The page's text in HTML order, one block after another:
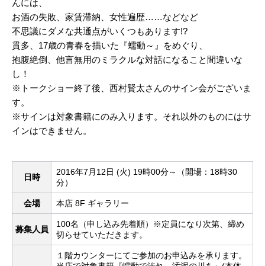
んには、
お酒の失敗、家賃滞納、女性遍歴……などなど
不思議にダメな共通点がいくつもあります!?
貫多、17歳の青春を描いた『蠕動～』をめぐり、
抱腹絶倒、他言無用のミラクルな対話になること間違いな
し！
※トークショー終了後、西村賢太さんのサイン会がございま
す。
※サインは対象書籍にのみ入ります。それ以外のものにはサ
インはできません。
日時
2016年7月12日 (火) 19時00分～（開場：18時30
分）
会場 本店 8F ギャラリー
募集人員
100名（申し込み先着順）※定員になり次第、締め
切らせていただきます。
１階カウンターにてご参加のお申込みを承ります。